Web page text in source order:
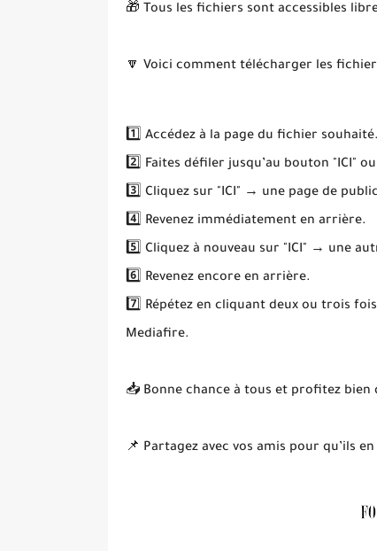
🎁 Tous les fichiers sont accessibles
🔽 Voici comment télécharger les
1️⃣ Accédez à la page du fichier souhaité.
2️⃣ Faites défiler jusqu’au bouton "ICI"
3️⃣ Cliquez sur "ICI" → une page de
4️⃣ Revenez immédiatement en arrière.
5️⃣ Cliquez à nouveau sur "ICI" → une
6️⃣ Revenez encore en arrière.
7️⃣ Répétez en cliquant deux ou trois
Mediafire.
📥 Bonne chance à tous et profitez bien
📌 Partagez avec vos amis pour qu’ils